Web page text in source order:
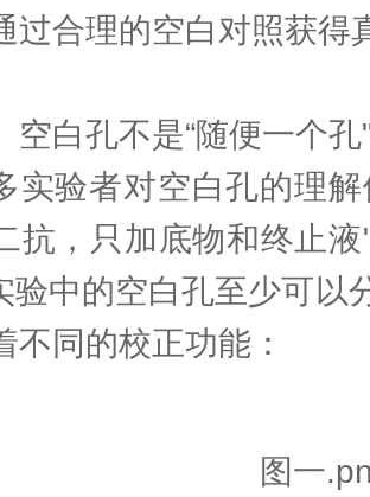
过合理的空白对照获得
空白孔不是“随便一个孔
实验者对空白孔的理
抗，只加底物和终止
验中的空白孔至少可以
不同的校正功能：